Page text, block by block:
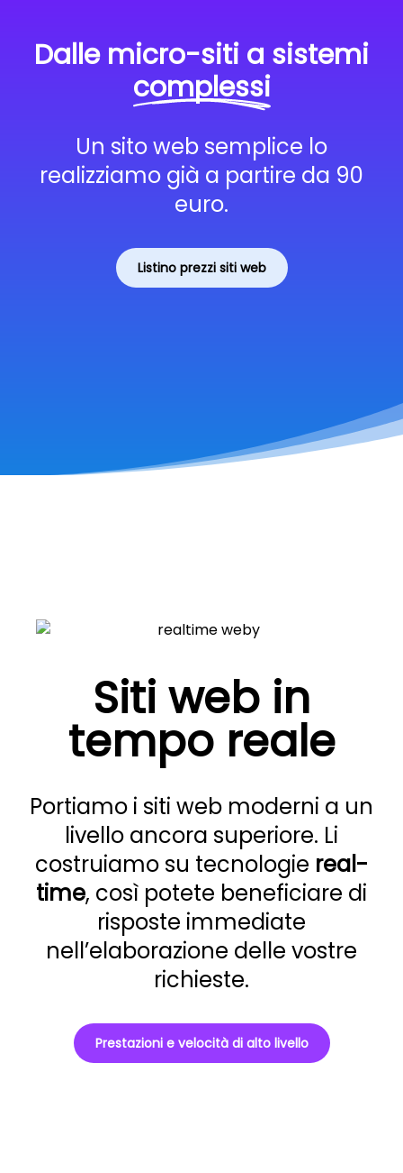
Dalle micro-siti a sistemi
complessi
Un sito web semplice lo
realizziamo già a partire da 90
euro.
Listino prezzi siti web
Siti web in
tempo reale
Portiamo i siti web moderni a un
livello ancora superiore. Li
costruiamo su tecnologie real-
time, così potete beneficiare di
risposte immediate
nell’elaborazione delle vostre
richieste.
Prestazioni e velocità di alto livello